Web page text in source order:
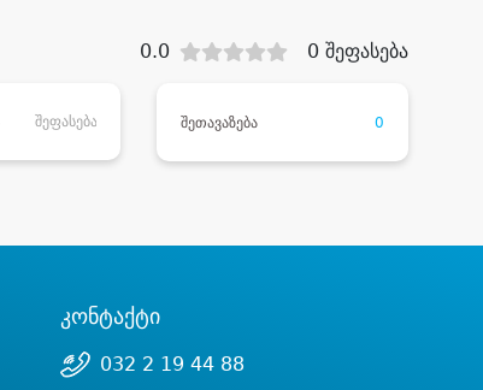
0.0 0 შეფასება
შეფასება შეთავაზება 0
კონტაქტი
032 2 19 44 88